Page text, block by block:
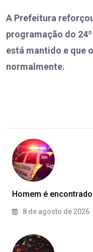
A Prefeitura
programação do
está mantido e que
normalmente.
Homem é
8 de agosto de 2026